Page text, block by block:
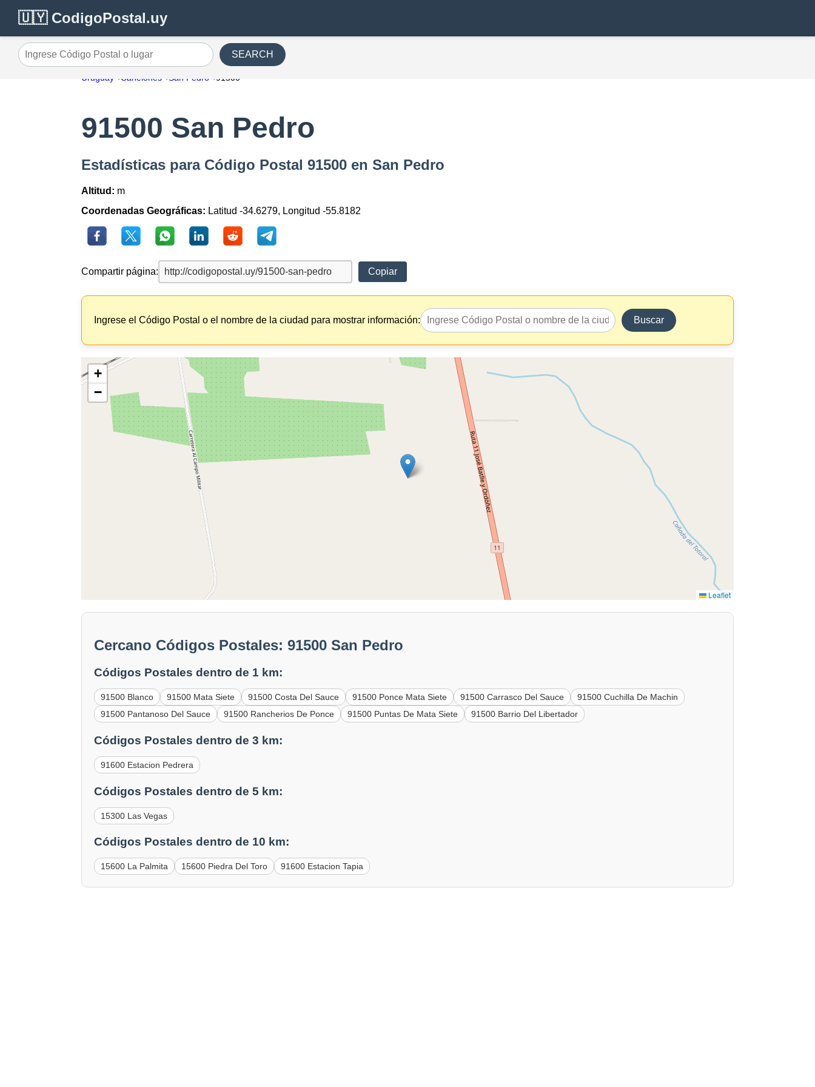
🇺🇾 CodigoPostal.uy
Ingrese Código Postal o lugar SEARCH
Uruguay Canelones San Pedro 91500
91500 San Pedro
Estadísticas para Código Postal 91500 en San Pedro
Altitud: m
Coordenadas Geográficas: Latitud -34.6279, Longitud -55.8182
Compartir página: Copiar
Ingrese el Código Postal o el nombre de la ciudad para mostrar información: Buscar
+
−
Leaflet
Cercano Códigos Postales: 91500 San Pedro
Códigos Postales dentro de 1 km:
91500 Blanco 91500 Mata Siete 91500 Costa Del Sauce 91500 Ponce Mata Siete 91500 Carrasco Del Sauce
91500 Cuchilla De Machin
91500 Pantanoso Del Sauce
91500 Rancherios De Ponce 91500 Puntas De Mata Siete 91500 Barrio Del Libertador
Códigos Postales dentro de 3 km:
91600 Estacion Pedrera
Códigos Postales dentro de 5 km:
15300 Las Vegas
Códigos Postales dentro de 10 km:
15600 La Palmita 15600 Piedra Del Toro 91600 Estacion Tapia